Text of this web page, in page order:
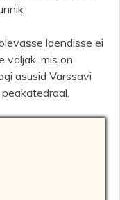
loendisse ei
väljak, mis on
asusid Varssavi